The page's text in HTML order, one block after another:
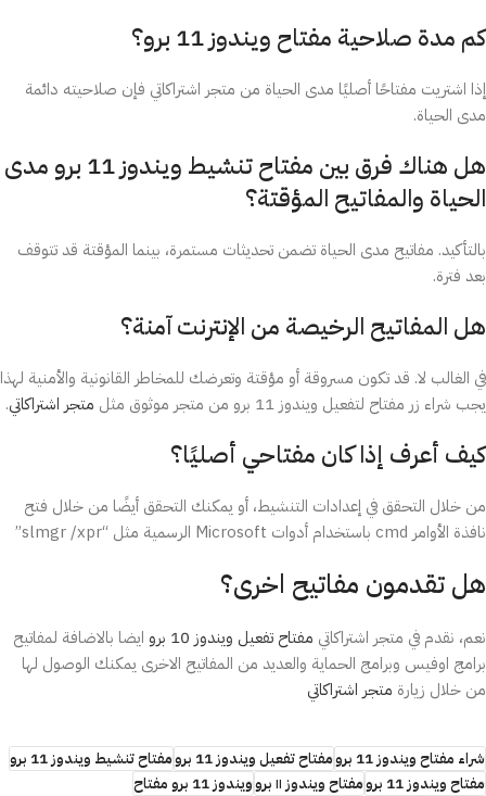
كم مدة صلاحية مفتاح ويندوز 11 برو؟
إذا اشتريت مفتاحًا أصليًا مدى الحياة من متجر اشتراكاتي فإن صلاحيته دائمة
مدى الحياة.
هل هناك فرق بين مفتاح تنشيط ويندوز 11 برو مدى
الحياة والمفاتيح المؤقتة؟
بالتأكيد. مفاتيح مدى الحياة تضمن تحديثات مستمرة، بينما المؤقتة قد تتوقف
بعد فترة.
هل المفاتيح الرخيصة من الإنترنت آمنة؟
في الغالب لا. قد تكون مسروقة أو مؤقتة وتعرضك للمخاطر القانونية والأمنية لهذا
يجب شراء زر مفتاح لتفعيل ويندوز 11 برو من متجر موثوق مثل
متجر اشتراكاتي.
كيف أعرف إذا كان مفتاحي أصليًا؟
من خلال التحقق في إعدادات التنشيط، أو يمكنك التحقق أيضًا من خلال فتح
نافذة الأوامر cmd باستخدام أدوات Microsoft الرسمية مثل “slmgr /xpr”
هل تقدمون مفاتيح اخرى؟
نعم، نقدم في متجر اشتراكاتي مفتاح تفعيل ويندوز 10 برو
ايضا بالاضافة لمفاتيح
برامج اوفيس وبرامج الحماية والعديد من المفاتيح الاخرى يمكنك الوصول لها
من خلال زيارة متجر اشتراكاتي
شراء مفتاح ويندوز 11 برو مفتاح تفعيل ويندوز 11 برو
مفتاح تنشيط ويندوز 11 برو
مفتاح ويندوز 11 برو
مفتاح ويندوز ١١ برو ويندوز 11 برو مفتاح